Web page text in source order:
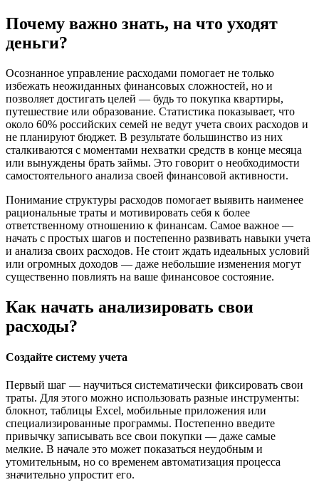
Почему важно знать, на что уходят
деньги?
Осознанное управление расходами помогает не только
избежать неожиданных финансовых сложностей, но и
позволяет достигать целей — будь то покупка квартиры,
путешествие или образование. Статистика показывает, что
около 60% российских семей не ведут учета своих расходов и
не планируют бюджет. В результате большинство из них
сталкиваются с моментами нехватки средств в конце месяца
или вынуждены брать займы. Это говорит о необходимости
самостоятельного анализа своей финансовой активности.
Понимание структуры расходов помогает выявить наименее
рациональные траты и мотивировать себя к более
ответственному отношению к финансам. Самое важное —
начать с простых шагов и постепенно развивать навыки учета
и анализа своих расходов. Не стоит ждать идеальных условий
или огромных доходов — даже небольшие изменения могут
существенно повлиять на ваше финансовое состояние.
Как начать анализировать свои
расходы?
Создайте систему учета
Первый шаг — научиться систематически фиксировать свои
траты. Для этого можно использовать разные инструменты:
блокнот, таблицы Excel, мобильные приложения или
специализированные программы. Постепенно введите
привычку записывать все свои покупки — даже самые
мелкие. В начале это может показаться неудобным и
утомительным, но со временем автоматизация процесса
значительно упростит его.